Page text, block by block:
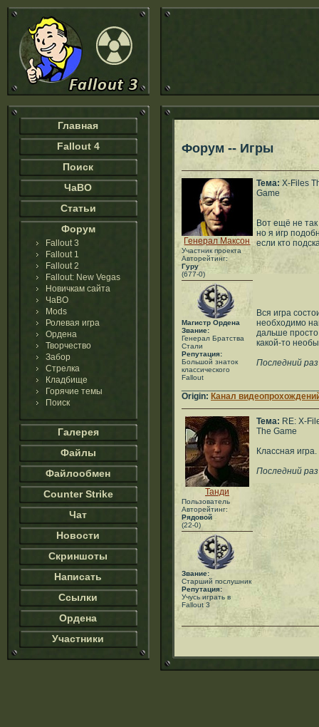
Главная
Fallout 4
Поиск
ЧаВО
Статьи
Форум
Fallout 3
Fallout 1
Fallout 2
Fallout: New Vegas
Новичкам сайта
ЧаВО
Mods
Ролевая игра
Ордена
Творчество
Забор
Стрелка
Кладбище
Горячие темы
Поиск
Галерея
Файлы
Файлообмен
Counter Strike
Чат
Новости
Скриншоты
Написать
Ссылки
Ордена
Участники
Форум -- Игры
Генерал Максон
Участник проекта
Авторейтинг:
Гуру
(677-0)
Магистр Ордена
Звание:
Генерал Братства
Стали
Репутация:
Большой знаток
классического
Fallout
Тема: X-Files
Game
Вот ещё не
но я игр
если кто
Вся игра
необходимо
дальше просто
какой-то
Последний
Origin: Канал
Танди
Пользователь
Авторейтинг:
Рядовой
(22-0)
Звание:
Старший послушник
Репутация:
Учусь играть в
Fallout 3
Тема: RE: X-
The Game
Классная
Последний